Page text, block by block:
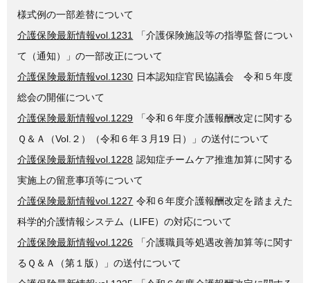
様式例の一部差替について
介護保険最新情報vol.1231
「介護保険施設等の指導監督につい
て（通知）」の一部改正について
介護保険最新情報vol.1230 日本認知症官民協議会 令和５年度
総会の開催について
介護保険最新情報vol.1229 「令和６年度介護報酬改定に関する
Ｑ＆Ａ（Vol.２）（令和６年３月19 日）」の送付について
介護保険最新情報vol.1228 認知症チームケア推進加算に関する
実施上の留意事項等について
介護保険最新情報vol.1227 令和６年度介護報酬改定を踏まえた
科学的介護情報システム（LIFE）の対応について
介護保険最新情報vol.1226 「介護職員等処遇改善加算等に関す
るＱ＆Ａ（第１版）」の送付について